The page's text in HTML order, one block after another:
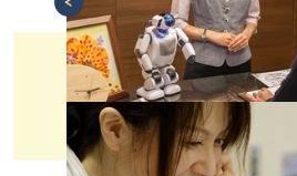
介護付有料老人ホーム